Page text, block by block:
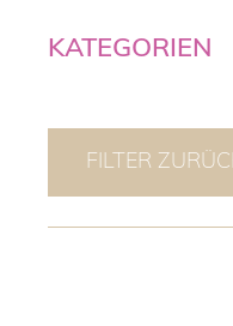
KATEGORIEN
FILTER